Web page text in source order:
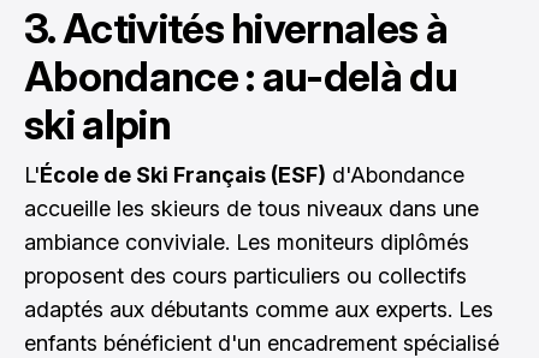
3. Activités hivernales à
Abondance : au-delà du
ski alpin
L'École de Ski Français (ESF) d'Abondance
accueille les skieurs de tous niveaux dans une
ambiance conviviale. Les moniteurs diplômés
proposent des cours particuliers ou collectifs
adaptés aux débutants comme aux experts. Les
enfants bénéficient d'un encadrement spécialisé